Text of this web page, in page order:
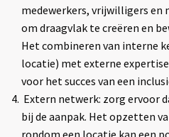
medewerkers, vrijwilligers en
om draagvlak te creëren en
Het combineren van interne
locatie) met externe
voor het succes van een
Extern netwerk: zorg ervoor
bij de aanpak. Het opzetten
rondom een locatie kan een